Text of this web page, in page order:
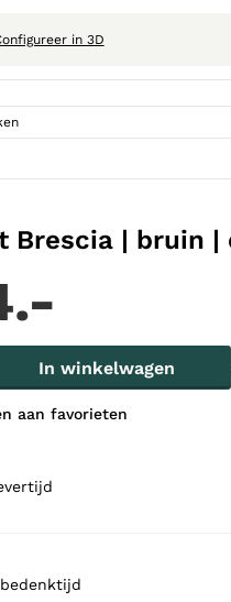
in 3D
Brescia | bruin |
In winkelwagen
aan favorieten